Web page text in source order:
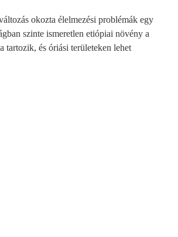
okozta élelmezési problémák egy
szinte ismeretlen etiópiai növény a
tartozik, és óriási területeken lehet